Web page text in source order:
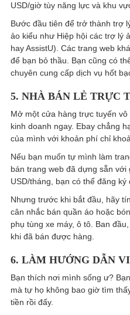
USD/giờ tùy năng lực và khu
Bước đầu tiên để trở thành trợ
ảo kiểu như Hiệp hội các trợ lý
hay AssistU). Các trang web
để bạn bỏ thầu. Bạn cũng có
chuyên cung cấp dịch vụ hốt
5. NHÀ BÁN LẺ TRỰC
Mở một cửa hàng trực tuyến
kinh doanh ngay. Ebay chẳng
của mình với khoản phí chỉ
Nếu bạn muốn tự mình làm
bán trang web đã dựng sẵn
USD/tháng, bạn có thể đăng
Nhưng trước khi bắt đầu, hãy
cân nhắc bán quần áo hoặc
phụ tùng xe máy, ô tô. Ban
khi đã bán được hàng.
6. LÀM HƯỚNG DẪN
Bạn thích nơi mình sống ư?
mà tự họ không bao giờ tìm
tiền rồi đấy.